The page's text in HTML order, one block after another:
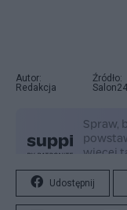
Autor:
Redakcja
Źródło:
Salon24
Udostępnij